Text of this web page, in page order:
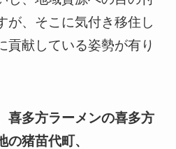
が、そこに気付き移住し
貢献している姿勢が有り
喜多方ラーメンの喜多方
猪苗代町、